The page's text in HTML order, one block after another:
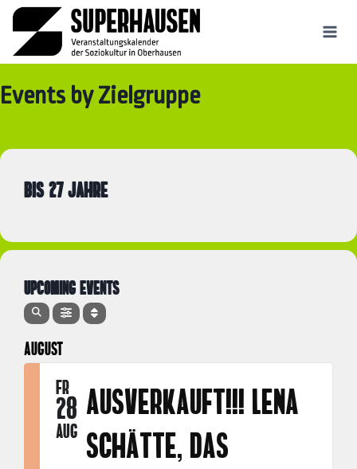
Zum
Inhalt
springen
Events by Zielgruppe
BIS 27 JAHRE
UPCOMING EVENTS
AUGUST
FR
28
AUG
AUSVERKAUFT!!! LENA
SCHÄTTE, DAS